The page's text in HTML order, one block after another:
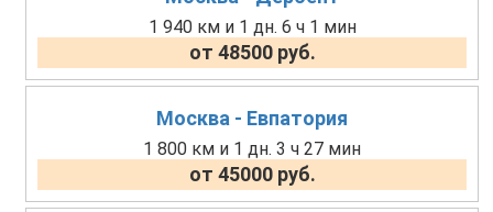
1 940 км и 1 дн. 6 ч 1 мин
от 48500 руб.
Москва - Евпатория
1 800 км и 1 дн. 3 ч 27 мин
от 45000 руб.